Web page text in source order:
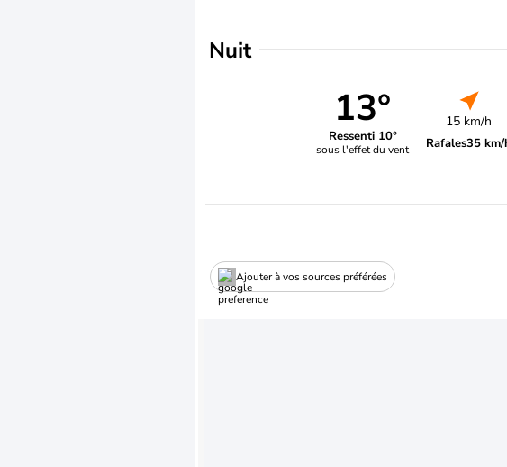
Nuit
13°
Ressenti 10°
sous l'effet du vent
15 km/h
Rafales35 km/
Ajouter à vos sources préférées